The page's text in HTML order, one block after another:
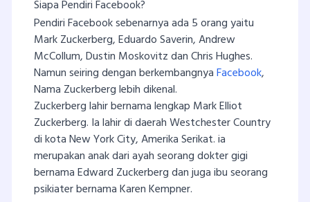
Siapa Pendiri Facebook?
Pendiri Facebook sebenarnya ada 5 orang yaitu
Mark Zuckerberg, Eduardo Saverin, Andrew
McCollum, Dustin Moskovitz dan Chris Hughes.
Namun seiring dengan berkembangnyaFacebook,
Nama Zuckerberg lebih dikenal.
Zuckerberg lahir bernama lengkap Mark Elliot
Zuckerberg. Ia lahir di daerah Westchester Country
di kota New York City, Amerika Serikat. ia
merupakan anak dari ayah seorang dokter gigi
bernama Edward Zuckerberg dan juga ibu seorang
psikiater bernama Karen Kempner.